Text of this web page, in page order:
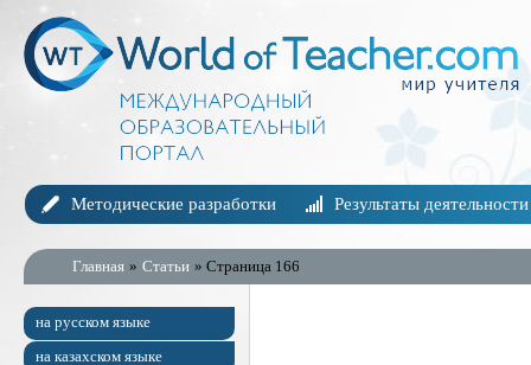
Методические разработки Результаты деятельности
Главная » Статьи » Страница 166
на русском языке
на казахском языке